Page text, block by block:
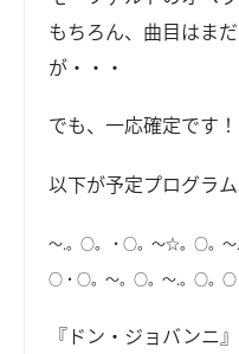
もちろん、曲目はま
が・・・
でも、一応確定です！
以下が予定プログラム
～.。○。・○。～☆。○。
○・○。～。○。～.。○。
『ドン・ジョバンニ